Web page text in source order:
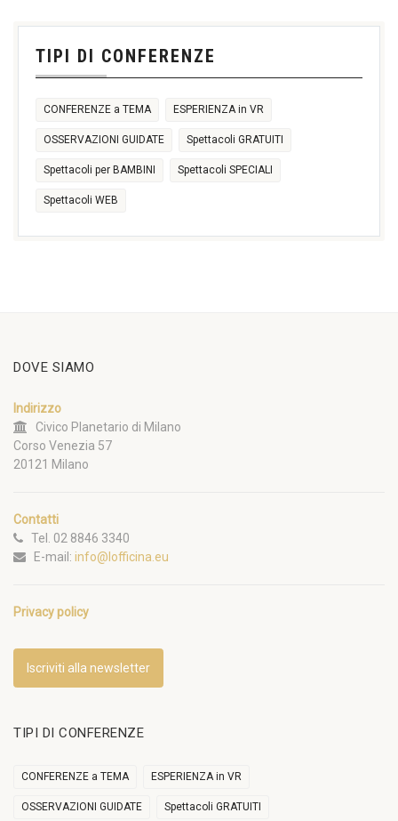
31 1 2 3 4 5 6
14:30
17:30
TIPI DI CONFERENZE
CONFERENZE a TEMA ESPERIENZA in VR
OSSERVAZIONI GUIDATE Spettacoli GRATUITI
Spettacoli per BAMBINI Spettacoli SPECIALI
Spettacoli WEB
DOVE SIAMO
Indirizzo
Civico Planetario di Milano
Corso Venezia 57
20121 Milano
Contatti
Tel. 02 8846 3340
E-mail: info@lofficina.eu
Privacy policy
Iscriviti alla newsletter
TIPI DI CONFERENZE
CONFERENZE a TEMA ESPERIENZA in VR
OSSERVAZIONI GUIDATE Spettacoli GRATUITI